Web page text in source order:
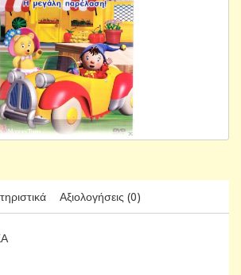
Αξιολογήσεις (0)